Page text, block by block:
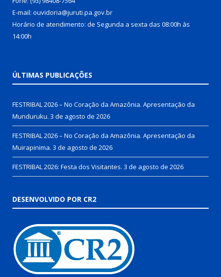
E-mail: ouvidoria@juruti.pa.gov.br
Horário de atendimento: de Segunda a sexta das 08:00h às
14:00h
ÚLTIMAS PUBLICAÇÕES
FESTRIBAL 2026 – No Coração da Amazônia. Apresentação da
Munduruku. 3 de agosto de 2026
FESTRIBAL 2026 – No Coração da Amazônia. Apresentação da
Muirapinima. 3 de agosto de 2026
FESTRIBAL 2026: Festa dos Visitantes. 3 de agosto de 2026
DESENVOLVIDO POR CR2